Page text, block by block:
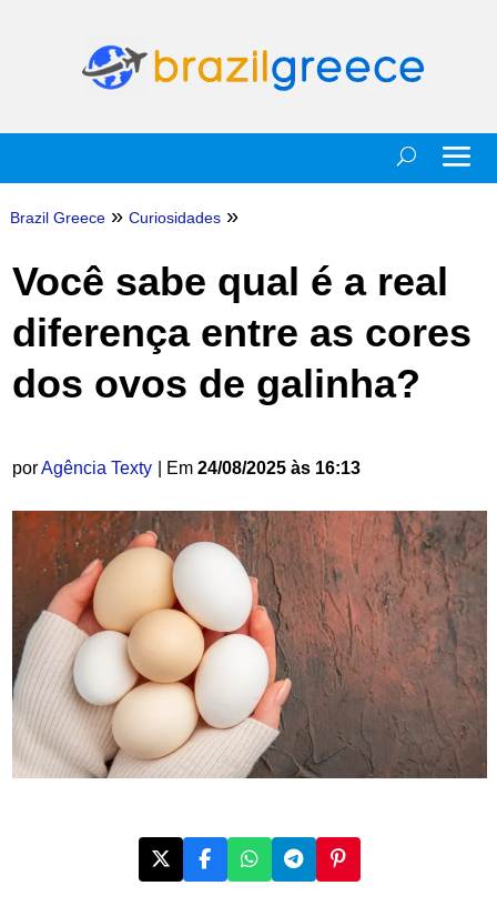
Brazil Greece » Curiosidades »
Você sabe qual é a real
diferença entre as cores
dos ovos de galinha?
porAgência Texty | Em 24/08/2025 às 16:13